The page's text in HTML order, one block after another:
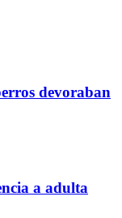
devoraban
a adulta